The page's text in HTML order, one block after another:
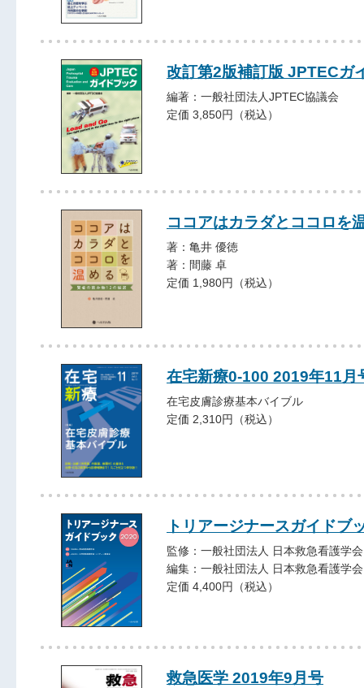
改訂第2版補訂版 JPTECガ
編著：一般社団法人JPTEC協議会
定価 3,850円（税込）
ココアはカラダとココロを
著：亀井 優徳
著：間藤 卓
定価 1,980円（税込）
在宅新療0-100 2019年11月
在宅皮膚診療基本バイブル
定価 2,310円（税込）
トリアージナースガイドブ
監修：一般社団法人 日本救急看護学会
編集：一般社団法人 日本救急看護学
定価 4,400円（税込）
救急医学 2019年9月号